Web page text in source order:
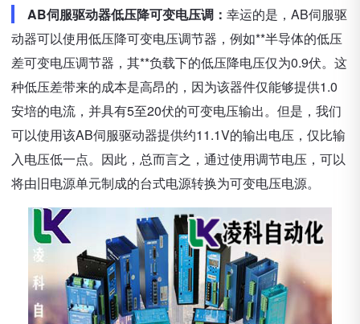
AB伺服驱动器低压降可变电压调： 幸运的是，AB伺服驱
动器可以使用低压降可变电压调节器，例如**半导体的低压
差可变电压调节器，其**负载下的低压降电压仅为0.9伏。这
种低压差带来的成本是高昂的，因为该器件仅能够提供1.0
安培的电流，并具有5​​至20伏的可变电压输出。但是，我们
可以使用该AB伺服驱动器提供约11.1V的输出电压，仅比输
入电压低一点。因此，总而言之，通过使用调节电压，可以
将由旧电源单元制成的台式电源转换为可变电压电源。